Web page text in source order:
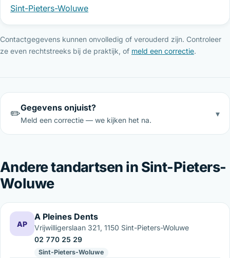
Sint-Pieters-Woluwe
Contactgegevens kunnen onvolledig of verouderd zijn. Controleer
ze even rechtstreeks bij de praktijk, of meld een correctie.
✏️Gegevens onjuist?
Meld een correctie — we kijken het na.
▾
Andere tandartsen in Sint-Pieters-
Woluwe
AP
A Pleines Dents
Vrijwilligerslaan 321, 1150 Sint-Pieters-Woluwe
02 770 25 29
Sint-Pieters-Woluwe